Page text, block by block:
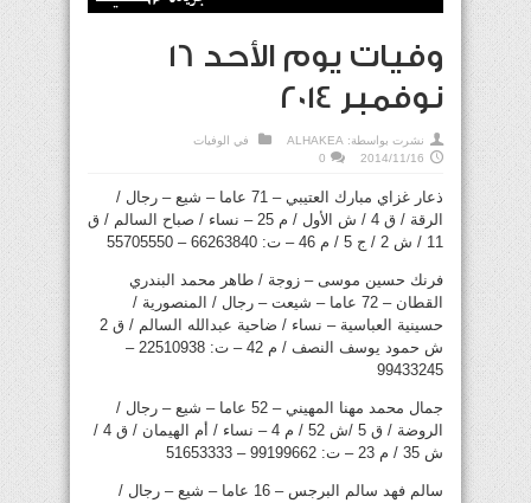
وفيات يوم الأحد 16
نوفمبر 2014
نشرت بواسطة: ALHAKEA في الوفيات
2014/11/16
0
ذعار غزاي مبارك العتيبي – 71 عاما – شيع – رجال /
الرقة / ق 4 / ش الأول / م 25 – نساء / صباح السالم / ق
11 / ش 2 / ج 5 / م 46 – ت: 66263840 – 55705550
فرنك حسين موسى – زوجة / طاهر محمد البندري
القطان – 72 عاما – شيعت – رجال / المنصورية /
حسينية العباسية – نساء / ضاحية عبدالله السالم / ق 2
ش حمود يوسف النصف / م 42 – ت: 22510938 –
99433245
جمال محمد مهنا المهيني – 52 عاما – شيع – رجال /
الروضة / ق 5 /ش 52 / م 4 – نساء / أم الهيمان / ق 4 /
ش 35 / م 23 – ت: 99199662 – 51653333
سالم فهد سالم البرجس – 16 عاما – شيع – رجال /